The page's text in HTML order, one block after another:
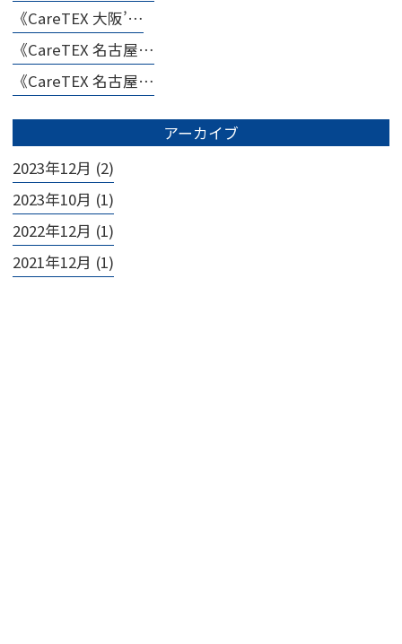
《CareTEX 大阪’…
《CareTEX 名古屋…
《CareTEX 名古屋…
アーカイブ
2023年12月 (2)
2023年10月 (1)
2022年12月 (1)
2021年12月 (1)